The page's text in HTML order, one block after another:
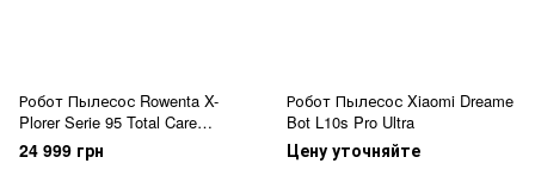
Робот Пылесос Rowenta X-
Plorer Serie 95 Total Care
(RR7987WH)
24 999 грн
Робот Пылесос Xiaomi Dreame
Bot L10s Pro Ultra
Цену уточняйте